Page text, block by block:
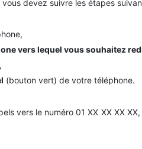
devez suivre les étapes
vers lequel vous souhaitez
(bouton vert) de votre téléphone.
vers le numéro 01 XX XX XX